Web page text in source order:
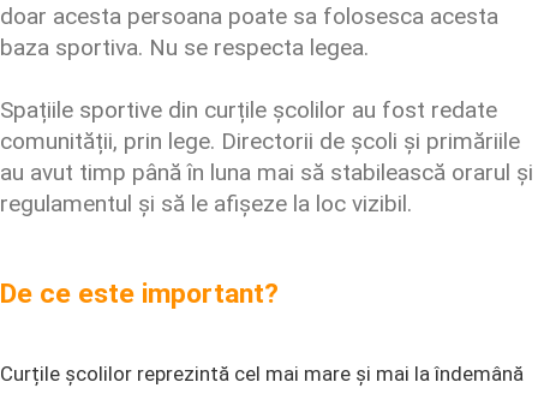
doar acesta persoana poate sa folosesca acesta
baza sportiva. Nu se respecta legea.
Spațiile sportive din curțile școlilor au fost redate
comunității, prin lege. Directorii de școli și primăriile
au avut timp până în luna mai să stabilească orarul și
regulamentul și să le afișeze la loc vizibil.
De ce este important?
Curțile școlilor reprezintă cel mai mare și mai la îndemână